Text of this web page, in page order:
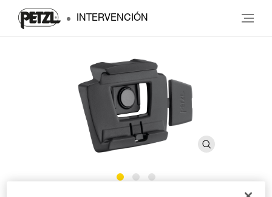
INTERVENCIÓN